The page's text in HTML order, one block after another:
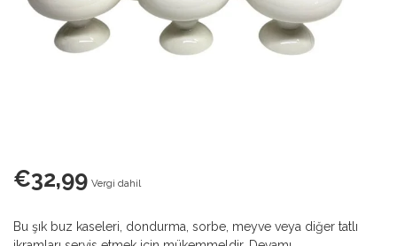
€32,99 Vergi dahil
Bu şık buz kaseleri, dondurma, sorbe, meyve veya diğer tatlı